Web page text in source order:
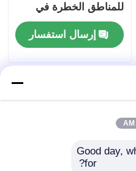
للمناطق الخطرة في
المنطقة 1 والمناطق 2
إرسال استفسار
Good day,
for?